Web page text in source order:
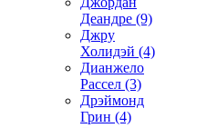
Деандре (9)
Джру
Холидэй (4)
Дианжело
Рассел (3)
Дрэймонд
Грин (4)